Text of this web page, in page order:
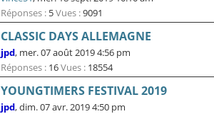
Réponses : 5Vues :9091
CLASSIC DAYS ALLEMAGNE
jpd, mer. 07 août 2019 4:56 pm
Réponses : 16Vues : 18554
YOUNGTIMERS FESTIVAL 2019
jpd,dim. 07 avr. 2019 4:50 pm